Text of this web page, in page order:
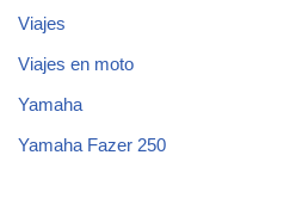
Viajes
Viajes en moto
Yamaha
Yamaha Fazer 250